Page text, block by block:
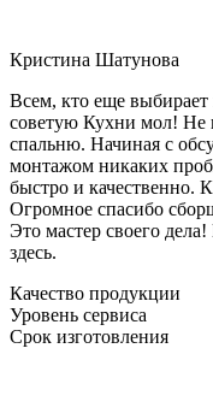
Кристина Шатунова
Всем, кто еще
советую Кухни мол! Не
спальню. Начиная с
монтажом никаких
быстро и качественно.
Огромное спасибо
Это мастер своего
здесь.
Качество продукции
Уровень сервиса
Срок изготовления